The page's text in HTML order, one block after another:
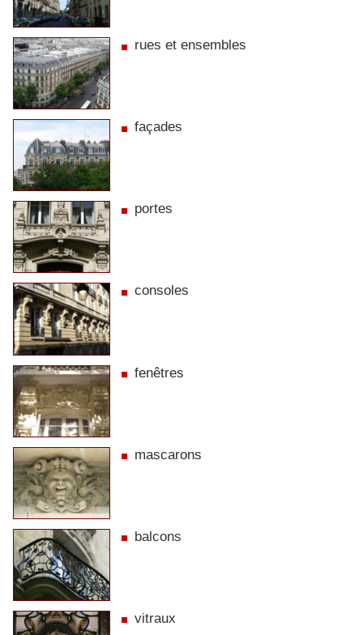
rues et ensembles
façades
portes
consoles
fenêtres
mascarons
balcons
vitraux